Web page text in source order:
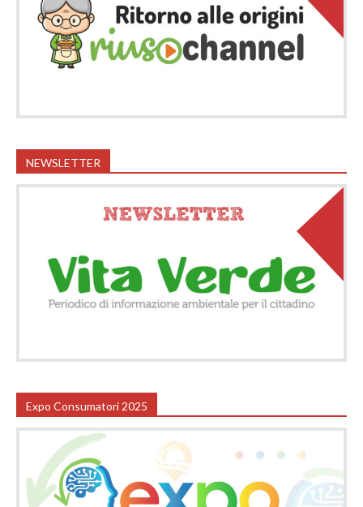
NEWSLETTER
Expo Consumatori 2025